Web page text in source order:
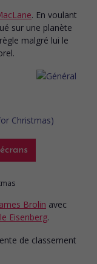
. En voulant
sur une planète
malgré lui le
Brolin avec
Eisenberg.